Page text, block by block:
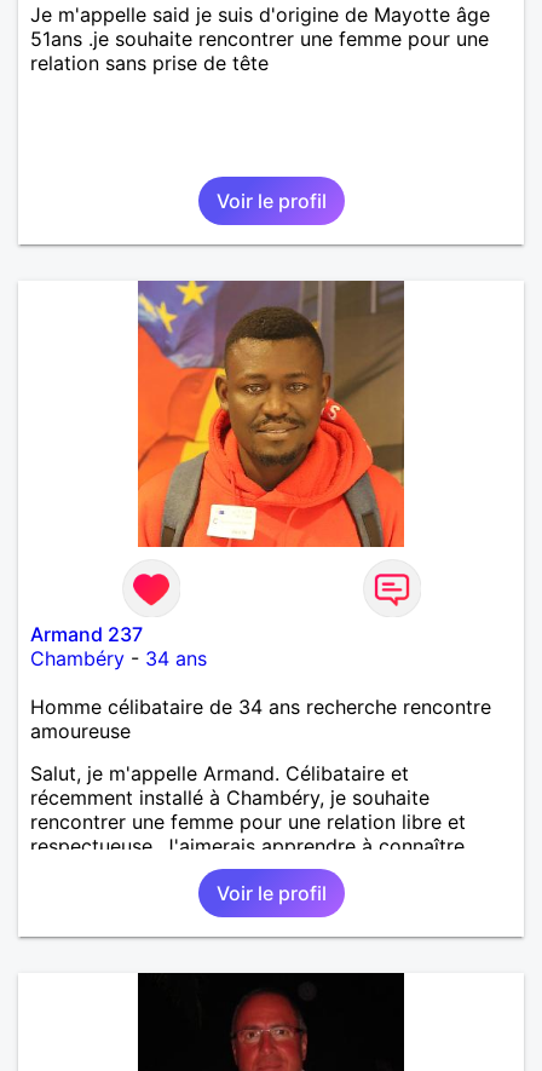
Je m'appelle said je suis d'origine de Mayotte âge
51ans .je souhaite rencontrer une femme pour une
relation sans prise de tête
Voir le profil
Armand 237
Chambéry - 34 ans
Homme célibataire de 34 ans recherche rencontre
amoureuse
Salut, je m'appelle Armand. Célibataire et
récemment installé à Chambéry, je souhaite
rencontrer une femme pour une relation libre et
respectueuse. J'aimerais apprendre à connaître
quelqu'un avec qui partager de bons moments dans
un esprit d'ouverture et de sérénité.
Voir le profil